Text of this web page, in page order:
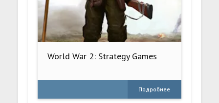
World War 2: Strategy Games
Подробнее